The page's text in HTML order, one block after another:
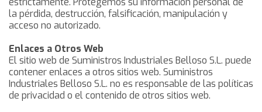
la pérdida, destrucción, falsificación, manipulación y
acceso no autorizado.
Enlaces a Otros Web
El sitio web de Suministros Industriales Belloso S.L. puede
contener enlaces a otros sitios web. Suministros
Industriales Belloso S.L. no es responsable de las políticas
de privacidad o el contenido de otros sitios web.